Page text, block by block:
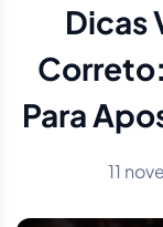
Dicas
Para
11